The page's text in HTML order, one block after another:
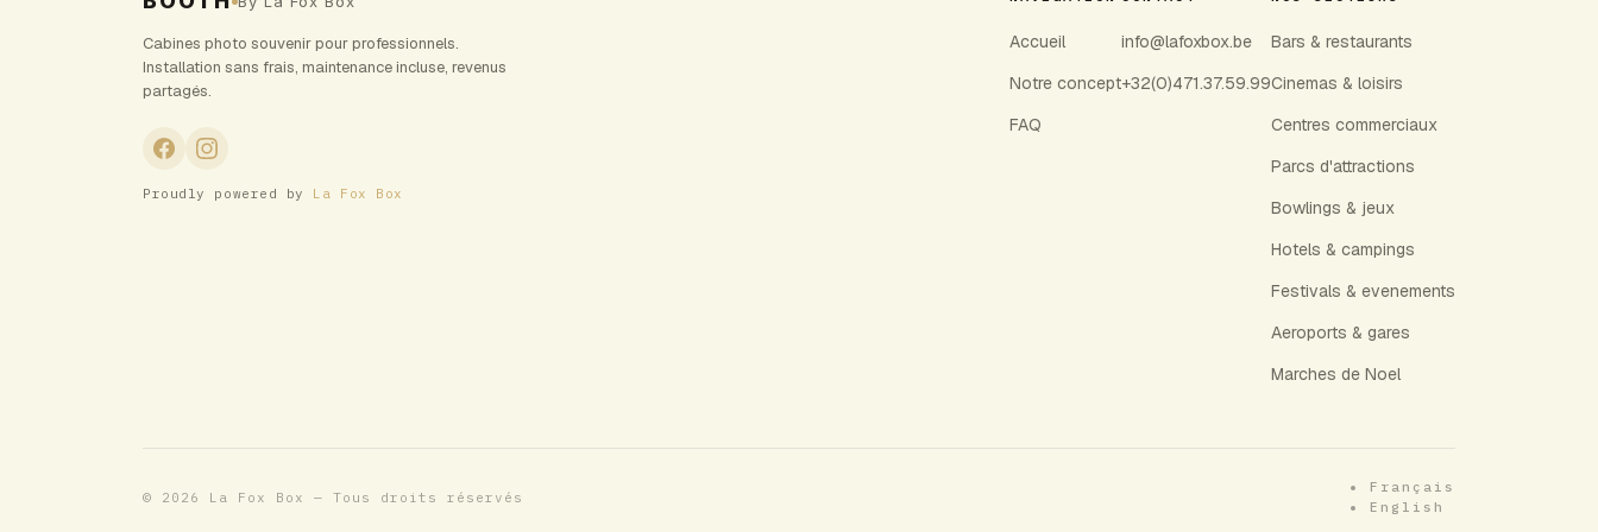
Cabines photo souvenir pour professionnels.
Installation sans frais, maintenance incluse, revenus
partagés.
Proudly powered by La Fox Box
Accueil
Notre concept
FAQ
info@lafoxbox.be
+32(0)471.37.59.99
Bars & restaurants
Cinemas & loisirs
Centres commerciaux
Parcs d'attractions
Bowlings & jeux
Hotels & campings
Festivals & evenements
Aeroports & gares
Marches de Noel
© 2026 La Fox Box — Tous droits réservés
Français
English